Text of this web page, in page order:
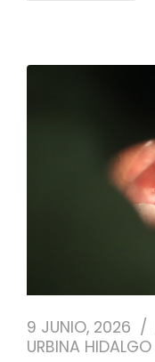
9 JUNIO, 2026
URBINA HIDALGO